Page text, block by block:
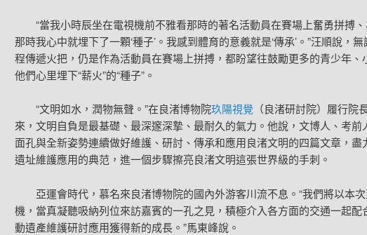
“當我小時辰坐在電視機前不雅看那時的著名活動員在賽場上奮勇拼搏、
那時我心中就埋下了一顆‘種子’。我感到體育的意義就是‘傳承’。”汪順說，
程傳遞火把，仍是作為活動員在賽場上拼搏，都盼望往鼓勵更多的青少年、
他們心里埋下“薪火”的“種子”。
“文明如水，潤物無聲。”在良渚博物院玖陽視覺（良渚研討院）履行院
來，文明自負是最基礎、最深邃深摯、最耐久的氣力。他說，文博人、考前
面孔與全新姿勢連續做好維護、研討、傳承和應用良渚文明的四篇文章，盡
遺址維護應用的典范，進一個步驟擦亮良渚文明這張世界級的手刺。
亞運會時代，慕名來良渚博物院的國內外游客川流不息。“我們將以本
機，當真凝聽吸納列位來訪嘉賓的一孔之見，積極介入各方面的交通一起配
動遺產維護研討應用獲得新的成長。”馬東峰說。